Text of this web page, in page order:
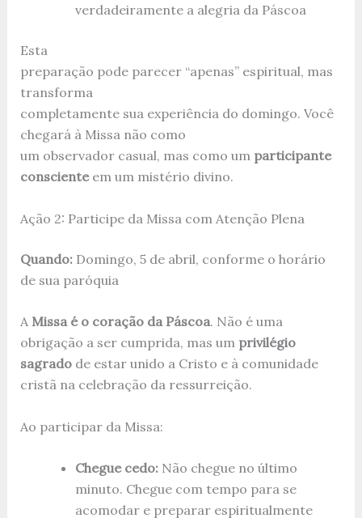
verdadeiramente a alegria da Páscoa
Esta
preparação pode parecer “apenas” espiritual, mas
transforma
completamente sua experiência do domingo. Você
chegará à Missa não como
um observador casual, mas como um participante
conscienteem um mistério divino.
Ação 2: Participe da Missa com Atenção Plena
Quando:Domingo, 5 de abril, conforme o horário
de sua paróquia
A Missa é o coração da Páscoa. Não é uma
obrigação a ser cumprida, mas um privilégio
sagradode estar unido a Cristo e à comunidade
cristã na celebração da ressurreição.
Ao participar da Missa:
Chegue cedo:Não chegue no último
minuto. Chegue com tempo para se
acomodar e preparar espiritualmente